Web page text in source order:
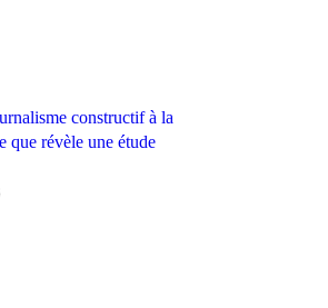
constructif à la
que révèle une étude